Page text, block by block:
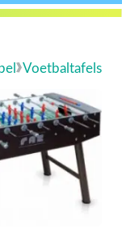
Voetbaltafels